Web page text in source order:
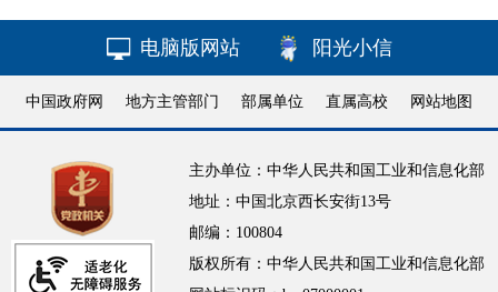
电脑版网站 阳光小信
中国政府网 地方主管部门 部属单位 直属高校 网站地图
主办单位：中华人民共和国工业和信息化部
地址：中国北京西长安街13号
邮编：100804
版权所有：中华人民共和国工业和信息化部